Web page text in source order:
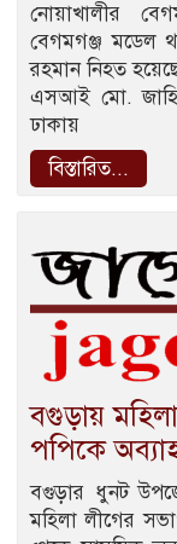
নোয়াখালীর
বেগমগঞ্জ মডেল
রহমান নিহত
এসআই মো.
ঢাকায়
বিস্তারিত...
বগুড়ায়
পপিকে
বগুড়ার ধুনট
মহিলা লীগের